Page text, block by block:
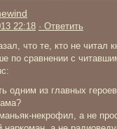
22:18 · Ответить
что те, кто не читал
по сравнении с
одним из главных
некрофил, а не